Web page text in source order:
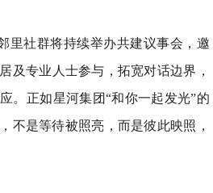
里社群将持续举办共建议事会，邀
及专业人士参与，拓宽对话边界，
。正如星河集团“和你一起发光”的
是等待被照亮，而是彼此映照，